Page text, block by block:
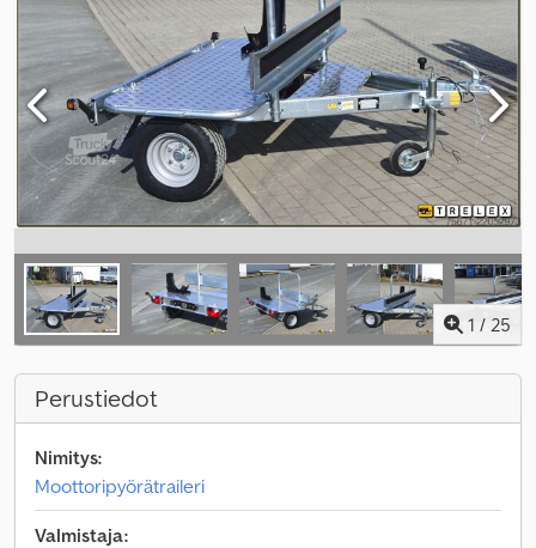
1 / 25
Perustiedot
Nimitys:
Moottoripyörätraileri
Valmistaja: